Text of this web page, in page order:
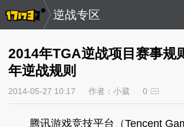
逆战专区
2014年TGA逆战项目赛事规
年逆战规则
2014-05-27 10:17 作者：小葳 0
腾讯游戏竞技平台（Tencent